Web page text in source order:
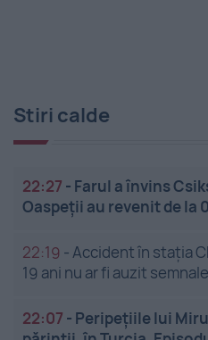
Stiri calde
22:27 - Farul a învins
Oaspeții au revenit de la
22:19 -Accident în stația
19 ani nu ar fi auzit
22:07 - Peripețiile lui